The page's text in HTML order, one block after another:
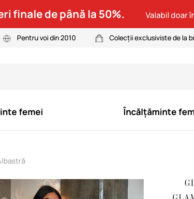
finale de până la 50%. Valabil doar
Pentru voi din 2010 Colecții exclusiviste de la
femei Încălțăminte